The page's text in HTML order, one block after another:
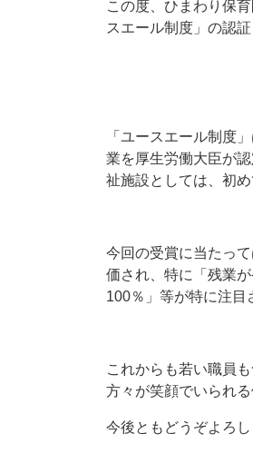
この度、ひまわり保
スエール制度」の認
「ユースエール制度
業を厚生労働大臣が
祉施設としては、初
今回の受賞に当たっ
価され、特に「残業
100％」等が特に注目
これからも若い職員
方々が笑顔でいられ
今後ともどうぞよろ